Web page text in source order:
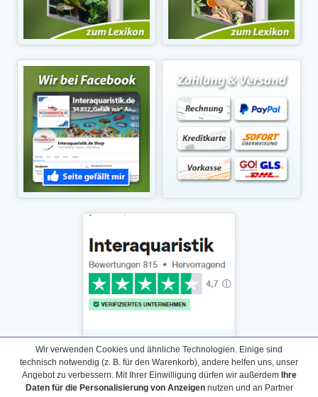
Daten­schutz­erklärung
Wir verwenden Cookies und ähnliche Technologien. Einige sind
technisch notwendig (z. B. für den Warenkorb), andere helfen uns, unser
Angebot zu verbessern. Mit Ihrer Einwilligung dürfen wir außerdem Ihre
Daten für die Personalisierung von Anzeigennutzen und an Partner